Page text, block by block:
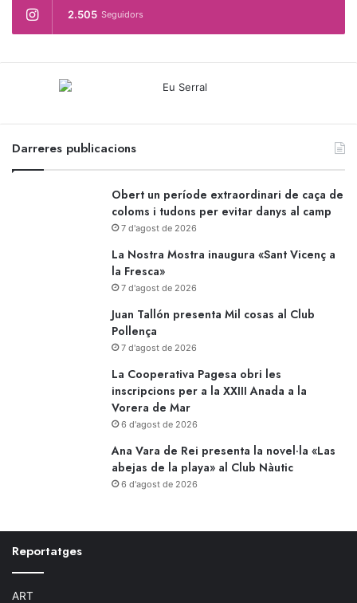
2.505 Seguidors
Darreres publicacions
Obert un període extraordinari de caça de
coloms i tudons per evitar danys al camp
7 d'agost de 2026
La Nostra Mostra inaugura «Sant Vicenç a
la Fresca»
7 d'agost de 2026
Juan Tallón presenta Mil cosas al Club
Pollença
7 d'agost de 2026
La Cooperativa Pagesa obri les
inscripcions per a la XXIII Anada a la
Vorera de Mar
6 d'agost de 2026
Ana Vara de Rei presenta la novel·la «Las
abejas de la playa» al Club Nàutic
6 d'agost de 2026
Reportatges
ART